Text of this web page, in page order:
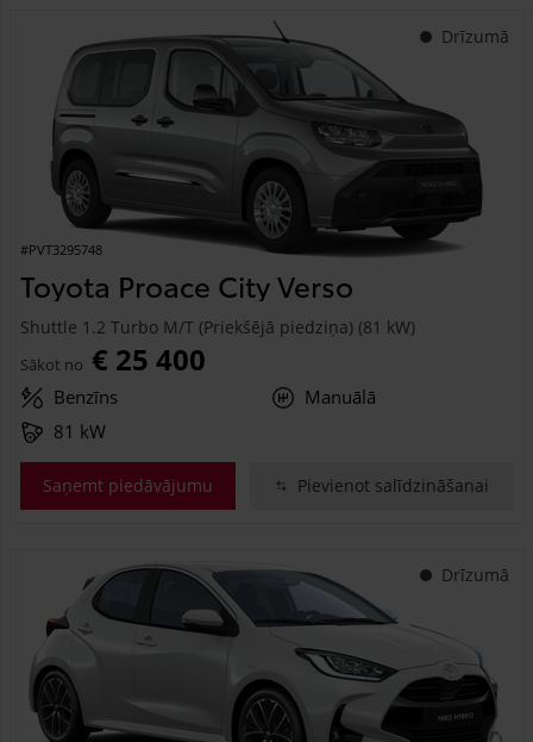
Drīzumā
#PVT3295748
Toyota Proace City Verso
Shuttle 1.2 Turbo M/T (Priekšējā piedziņa) (81 kW)
Sākot no € 25 400
Benzīns
Manuālā
81 kW
Saņemt piedāvājumu Pievienot salīdzināšanai
Drīzumā